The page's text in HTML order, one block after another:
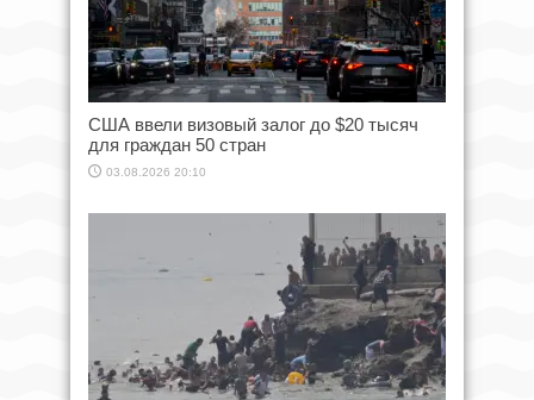
США ввели визовый залог до $20 тысяч
для граждан 50 стран
03.08.2026 20:10